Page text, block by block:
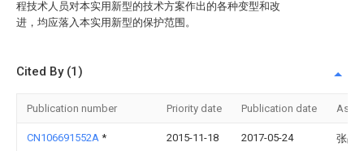
程技术人员对本实用新型的技术方案作出的各种变型和改
进，均应落入本实用新型的保护范围。
Cited By (1)
Publication number Priority date Publication date
CN106691552A * 2015-11-18 2017-05-24 张晶